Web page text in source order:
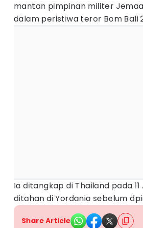
mantan pimpinan militer
dalam peristiwa teror Bom Bali
Ia ditangkap di Thailand pada
ditahan di Yordania sebelum
Share Article